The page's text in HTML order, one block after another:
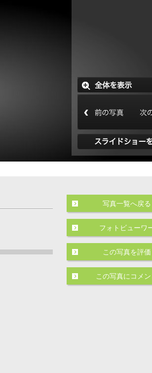
写真一覧へ戻る
フォトビューワ
この写真を評価
この写真にコメン